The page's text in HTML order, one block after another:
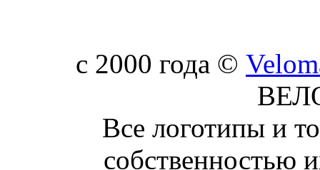
c 2000 года ©
Все логотипы и
собственностью